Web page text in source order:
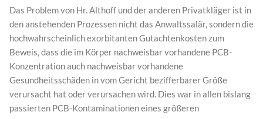
Das Problem von Hr. Althoff und der anderen Privatkläger ist in
den anstehenden Prozessen nicht das Anwaltssalär, sondern die
hochwahrscheinlich exorbitanten Gutachtenkosten zum
Beweis, dass die im Körper nachweisbar vorhandene PCB-
Konzentration auch nachweisbar vorhandene
Gesundheitsschäden in vom Gericht bezifferbarer Größe
verursacht hat oder verursachen wird. Dies war in allen bislang
passierten PCB-Kontaminationen eines größeren